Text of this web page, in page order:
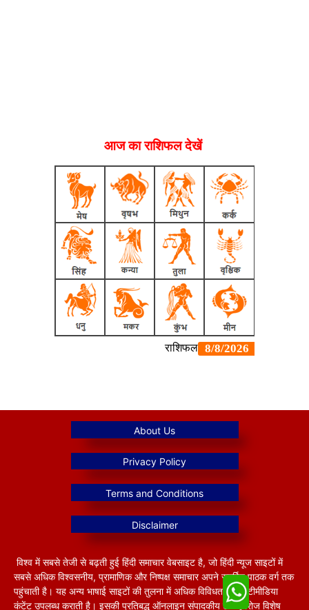
आज का राशिफल देखें
विश्व में सबसे तेजी से बढ़ती हुई हिंदी समाचार वेबसाइट है, जो हिंदी न्यूज साइटों में
सबसे अधिक विश्वसनीय, प्रामाणिक और निष्पक्ष समाचार अपने समर्पित पाठक वर्ग तक
पहुंचाती है। यह अन्य भाषाई साइटों की तुलना में अधिक विविधतापूर्ण मल्टीमीडिया
कंटेंट उपलब्ध कराती है। इसकी प्रतिबद्ध ऑनलाइन संपादकीय टीम हररोज विशेष